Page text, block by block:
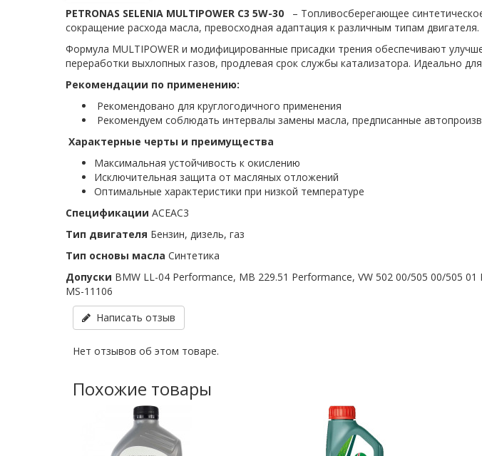
PETRONAS SELENIA MULTIPOWER C3 5W-30 – Топливосберегающее
сокращение расхода масла, превосходная адаптация к различным типам двигателя.
Формула MULTIPOWER и модифицированные присадки трения обеспечивают
переработки выхлопных газов, продлевая срок службы катализатора. Идеально
Рекомендации по применению:
Рекомендовано для круглогодичного применения
Рекомендуем соблюдать интервалы замены масла, предписанные
Характерные черты и преимущества
Максимальная устойчивость к окислению
Исключительная защита от масляных отложений
Оптимальные характеристики при низкой температуре
Спецификации ACEAC3
Тип двигателя Бензин, дизель, газ
Тип основы масла Синтетика
Допуски BMW LL-04 Performance, MB 229.51 Performance, VW 502 00/505 00/505 01
MS-11106
Написать отзыв
Нет отзывов об этом товаре.
Похожие товары